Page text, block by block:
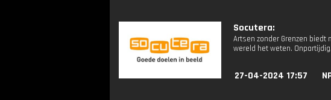
Socutera:
Artsen zonder Grenzen
wereld het weten.
27-04-2024 17:57